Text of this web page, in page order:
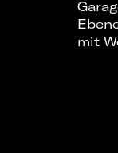
mit